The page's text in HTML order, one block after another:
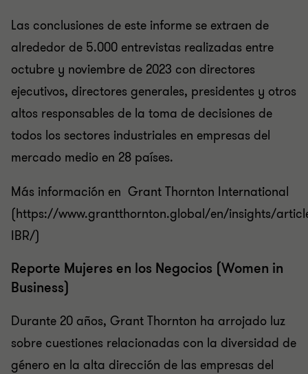
Las conclusiones de este informe se extraen de
alrededor de 5.000 entrevistas realizadas entre
octubre y noviembre de 2023 con directores
ejecutivos, directores generales, presidentes y otros
altos responsables de la toma de decisiones de
todos los sectores industriales en empresas del
mercado medio en 28 países.
Más información en Grant Thornton International
(https://www.grantthornton.global/en/insights/
IBR/)
Reporte Mujeres en los Negocios (Women in
Business)
Durante 20 años, Grant Thornton ha arrojado luz
sobre cuestiones relacionadas con la diversidad de
género en la alta dirección de las empresas del